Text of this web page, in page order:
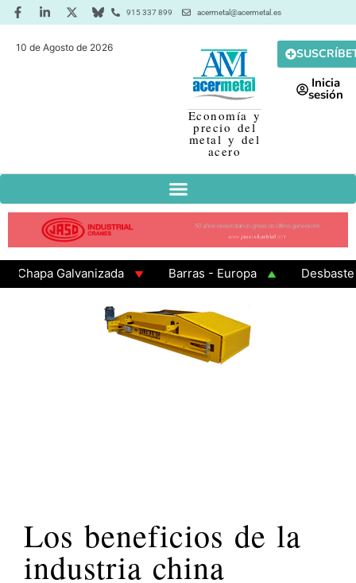
915 337 899 acermetal@acermetal.es
10 de Agosto de 2026
Economía y
precio del
metal y del
acero
Inicia
sesión
Galvanizada Barras - Europa
Desbaste -
Los beneficios de la
industria china